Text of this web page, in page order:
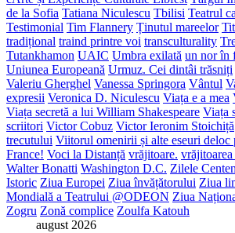
de la Sofia Tatiana Niculescu Tbilisi Teatrul
Testimonial Tim Flannery Ținutul mareelor
tradițional traind printre voi transculturality
Tutankhamon UAIC Umbra exilată un nor în
Uniunea Europeană Urmuz. Cei dintâi trăsniți
Valeriu Gherghel Vanessa Springora Vântul
expresii Veronica D. Niculescu Viața e a mea
Viața secretă a lui William Shakespeare Viața
scriitori Victor Cobuz Victor Ieronim Stoichiță
trecutului Viitorul omenirii și alte eseuri deloc
France! Voci la Distanță vrăjitoare.
Walter Bonatti Washington D.C. Zilele
Istoric Ziua Europei Ziua învățătorului Ziua
Mondială a Teatrului @ODEON Ziua
Zogru Zonă complice Zoulfa Katouh
august 2026